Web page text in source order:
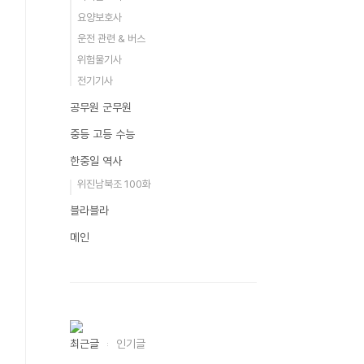
요양보호사
운전 관련 & 버스
위험물기사
전기기사
공무원 군무원
중등 고등 수능
한중일 역사
위진남북조 100화
블라블라
메인
최근글 인기글